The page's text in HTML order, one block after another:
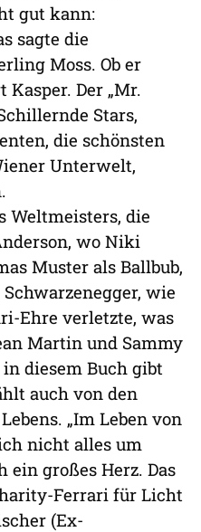
gut kann:
sagte die
Moss. Ob er
Der „Mr.
Stars,
die schönsten
Unterwelt,
Weltmeisters, die
wo Niki
Muster als Ballbub,
wie
Ehre verletzte, was
Martin und Sammy
diesem Buch gibt
auch von den
„Im Leben von
nicht alles um
ein großes Herz. Das
Ferrari für Licht
(Ex-